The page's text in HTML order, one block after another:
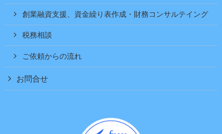
創業融資支援、資金繰り表作成・財務コンサルテイング
税務相談
ご依頼からの流れ
お問合せ